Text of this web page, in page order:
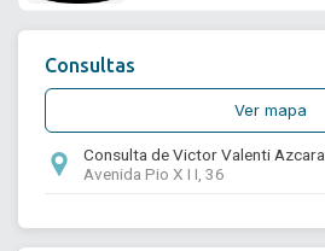
Consultas
Ver mapa
Consulta de Victor Valenti
Avenida Pio X I I, 36